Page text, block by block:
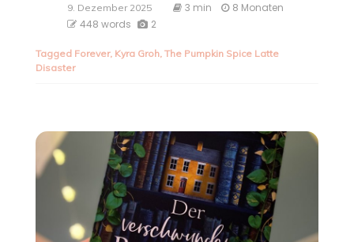
9. Dezember 2025 3 min
8 Monaten
448 words
2
Tagged Forever, Kyra Groh, The Pumpkin Spice Latte
Disaster